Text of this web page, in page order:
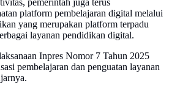
pemerintah juga terus
platform pembelajaran digital melalui
yang merupakan platform terpadu
layanan pendidikan digital.
Inpres Nomor 7 Tahun 2025
pembelajaran dan penguatan layanan